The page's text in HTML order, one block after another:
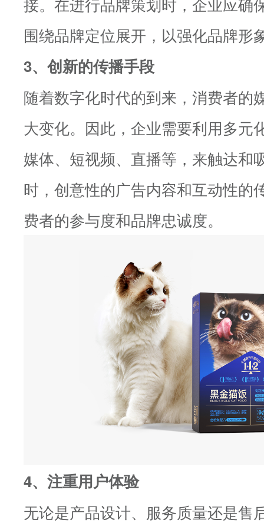
围绕品牌定位展开，以强化品牌形
3、创新的传播手段
随着数字化时代的到来，消费者的
大变化。因此，企业需要利用多元
媒体、短视频、直播等，来触达和
时，创意性的广告内容和互动性的
费者的参与度和品牌忠诚度。
4、注重用户体验
无论是产品设计、服务质量还是售